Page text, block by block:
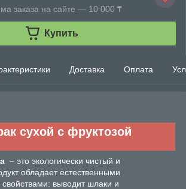
заказа на сайте — 10 000 ₸
Купить
Доставка Оплата
сухой с фруктозой
– это экологически чистый и
обладает естественными
выводит шлаки и